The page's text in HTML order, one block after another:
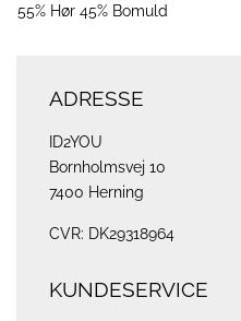
55% Hør 45% Bomuld
ADRESSE
ID2YOU
Bornholmsvej 10
7400 Herning
CVR: DK29318964
KUNDESERVICE